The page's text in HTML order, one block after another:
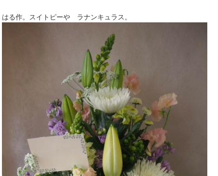
はる作。スイトピーや ラナンキュラス。